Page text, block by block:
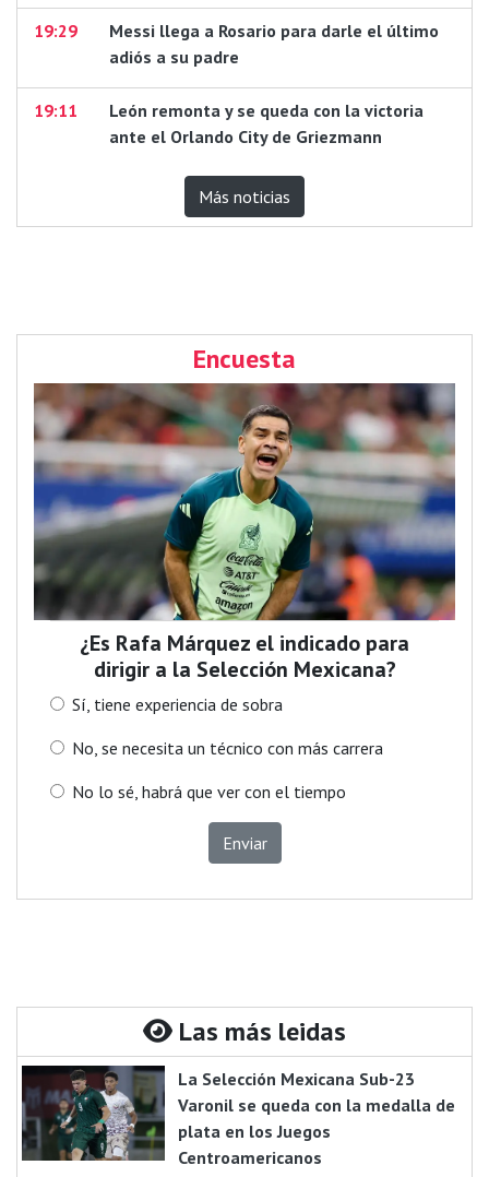
19:29
Messi llega a Rosario para darle el último
adiós a su padre
19:11
León remonta y se queda con la victoria
ante el Orlando City de Griezmann
Más noticias
Encuesta
¿Es Rafa Márquez el indicado para
dirigir a la Selección Mexicana?
Sí, tiene experiencia de sobra
No, se necesita un técnico con más carrera
No lo sé, habrá que ver con el tiempo
Enviar
Las más leidas
La Selección Mexicana Sub-23
Varonil se queda con la medalla de
plata en los Juegos
Centroamericanos